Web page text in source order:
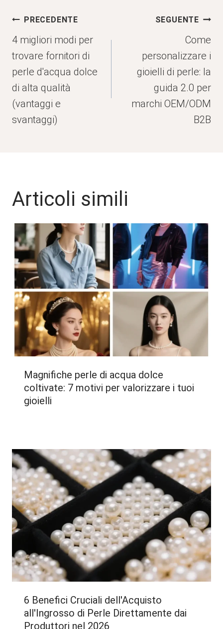
Navigazione
articoli
PRECEDENTE
4 migliori modi per
trovare fornitori di
perle d'acqua dolce
di alta qualità
(vantaggi e
svantaggi)
SEGUENTE
Come
personalizzare i
gioielli di perle: la
guida 2.0 per
marchi OEM/ODM
B2B
Articoli simili
Magnifiche perle di acqua dolce
coltivate: 7 motivi per valorizzare i tuoi
gioielli
6 Benefici Cruciali dell'Acquisto
all'Ingrosso di Perle Direttamente dai
Produttori nel 2026